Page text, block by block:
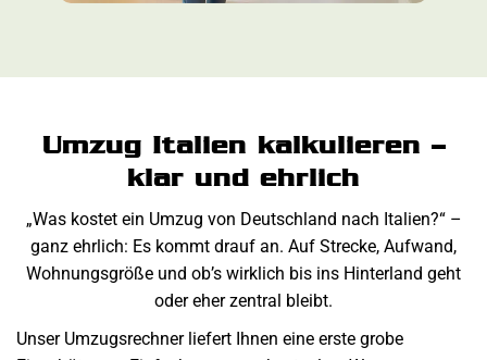
Umzug Italien kalkulieren –
klar und ehrlich
„Was kostet ein Umzug von Deutschland nach Italien?“ –
ganz ehrlich: Es kommt drauf an. Auf Strecke, Aufwand,
Wohnungsgröße und ob’s wirklich bis ins Hinterland geht
oder eher zentral bleibt.
Unser Umzugsrechner liefert Ihnen eine erste grobe